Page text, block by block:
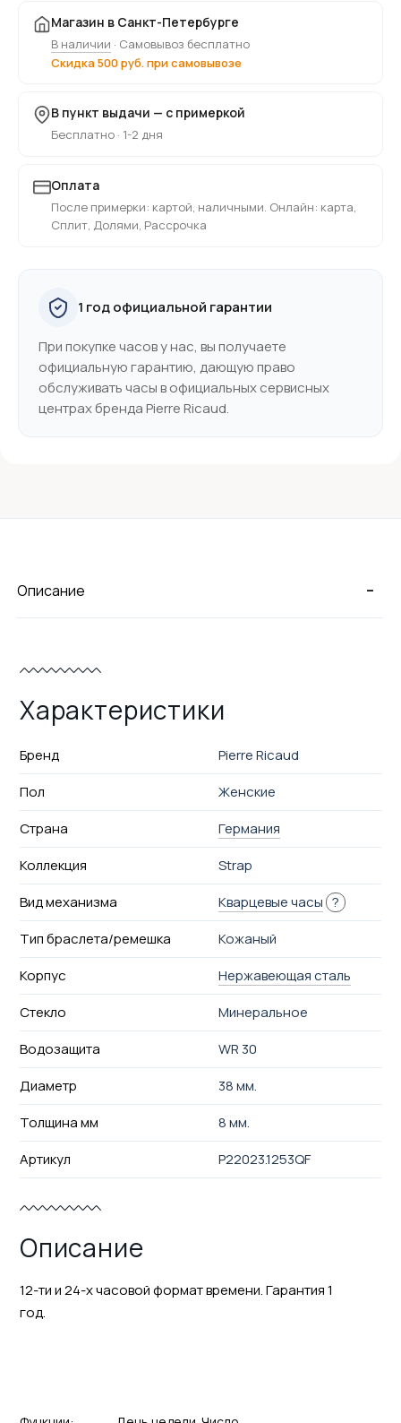
Магазин в Санкт-Петербурге
В наличии · Самовывоз бесплатно
Скидка 500 руб. при самовывозе
В пункт выдачи — с примеркой
Бесплатно · 1-2 дня
Оплата
После примерки: картой, наличными. Онлайн: карта,
Сплит, Долями, Рассрочка
1 год официальной гарантии
При покупке часов у нас, вы получаете
официальную гарантию, дающую право
обслуживать часы в официальных сервисных
центрах бренда Pierre Ricaud.
-
Описание
Характеристики
Бренд
Pierre Ricaud
Пол
Женские
Страна
Германия
Коллекция
Strap
Вид механизма
Кварцевые часы ?
Тип браслета/ремешка
Кожаный
Корпус
Нержавеющая сталь
Стекло
Минеральное
Водозащита
WR 30
Диаметр
38 мм.
Толщина мм
8 мм.
Артикул
P22023.1253QF
Описание
12-ти и 24-х часовой формат времени. Гарантия 1
год.